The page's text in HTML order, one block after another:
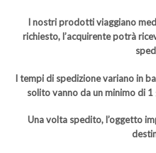
I nostri prodotti viaggiano
richiesto, l’acquirente potrà
I tempi di spedizione variano in
solito vanno da un minimo di
Una volta spedito, l’oggetto